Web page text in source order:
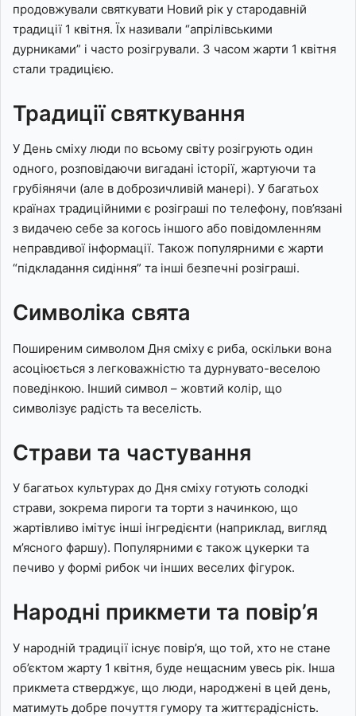
продовжували святкувати Новий рік у стародавній
традиції 1 квітня. Їх називали “апрілівськими
дурниками” і часто розігрували. З часом жарти 1 квітня
стали традицією.
Традиції святкування
У День сміху люди по всьому світу розігрують один
одного, розповідаючи вигадані історії, жартуючи та
грубіянячи (але в доброзичливій манері). У багатьох
країнах традиційними є розіграші по телефону, пов’язані
з видачею себе за когось іншого або повідомленням
неправдивої інформації. Також популярними є жарти
“підкладання сидіння” та інші безпечні розіграші.
Символіка свята
Поширеним символом Дня сміху є риба, оскільки вона
асоціюється з легковажністю та дурнувато-веселою
поведінкою. Інший символ – жовтий колір, що
символізує радість та веселість.
Страви та частування
У багатьох культурах до Дня сміху готують солодкі
страви, зокрема пироги та торти з начинкою, що
жартівливо імітує інші інгредієнти (наприклад, вигляд
м’ясного фаршу). Популярними є також цукерки та
печиво у формі рибок чи інших веселих фігурок.
Народні прикмети та повір’я
У народній традиції існує повір’я, що той, хто не стане
об’єктом жарту 1 квітня, буде нещасним увесь рік. Інша
прикмета стверджує, що люди, народжені в цей день,
матимуть добре почуття гумору та життєрадісність.